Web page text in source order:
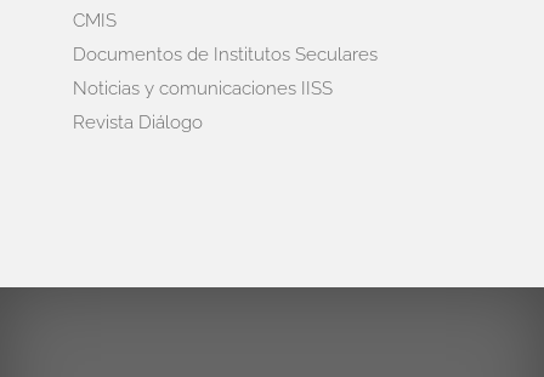
CMIS
Documentos de Institutos Seculares
Noticias y comunicaciones IISS
Revista Diálogo